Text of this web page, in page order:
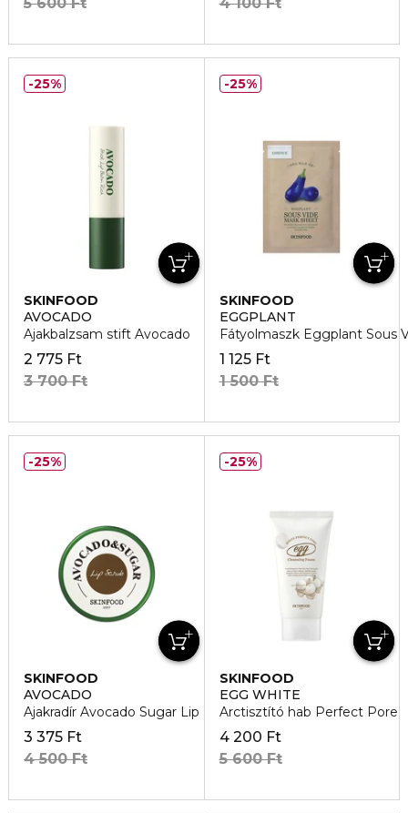
SKINFOOD
AVOCADO
Ajakbalzsam stift Avocado
2 775 Ft
3 700 Ft
25%
SKINFOOD
EGGPLANT
Fátyolmaszk Eggplant Sous
1 125 Ft
1 500 Ft
25%
SKINFOOD
AVOCADO
Ajakradír Avocado Sugar Lip
3 375 Ft
4 500 Ft
25%
SKINFOOD
EGG WHITE
Arctisztító hab Perfect Pore
4 200 Ft
5 600 Ft
25%